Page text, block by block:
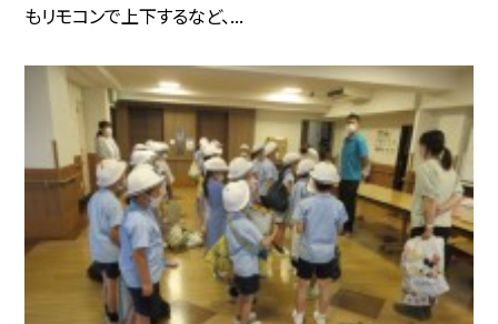
もリモコンで上下するなど、...